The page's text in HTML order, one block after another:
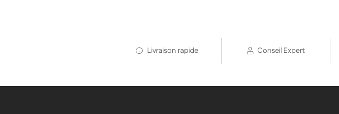
Livraison rapide Conseil Expert